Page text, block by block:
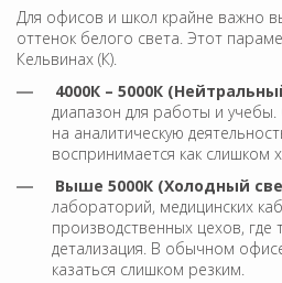
Для офисов и школ крайне важно
оттенок белого света. Этот
Кельвинах (К).
4000К – 5000К
диапазон для работы и
на аналитическую
воспринимается как слишком
Выше 5000К (Холодный
лабораторий, медицинских
производственных цехов, где
детализация. В обычном
казаться слишком резким.